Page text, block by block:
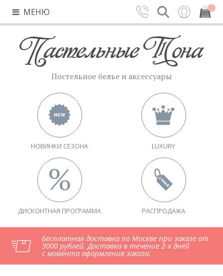
МЕНЮ Вход Закрыть
Постельное белье и аксессуары
НОВИНКИ СЕЗОНА LUXURY
ДИСКОНТНАЯ ПРОГРАММА РАСПРОДАЖА
Бесплатная доставка по Москве при заказе от
3000 рублей. Доставка в течение 2-х дней
с момента оформления заказа.